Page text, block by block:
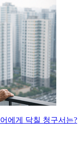
에게 닥칠 청구서는?